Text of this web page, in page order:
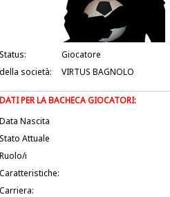
Status:
Giocatore
della società:
VIRTUS BAGNOLO
DATI PER LA BACHECA GIOCATORI:
Data Nascita
Stato Attuale
Ruolo/i
Caratteristiche:
Carriera: